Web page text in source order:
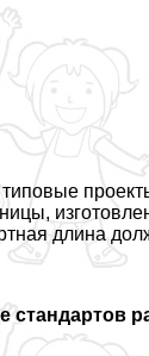
длина
стандартов